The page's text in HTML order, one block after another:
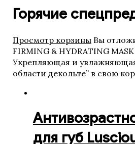
Горячие
Просмотр корзины Вы
FIRMING & HYDRATING
Укрепляющая и
области декольте” в свою
для губ